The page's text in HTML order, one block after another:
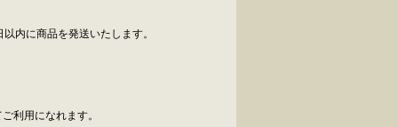
内に商品を発送いたします。
利用になれます。